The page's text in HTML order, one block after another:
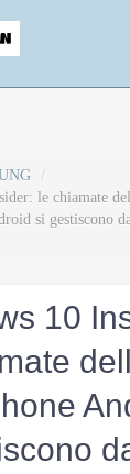
/
le chiamate
si gestiscono
10